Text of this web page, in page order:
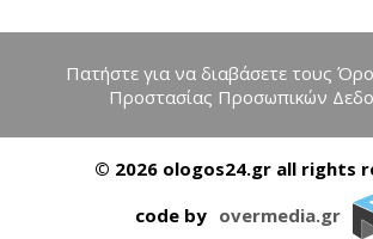
Πατήστε για να διαβάσετε τους
Προστασίας Προσωπικών
© 2026 ologos24.gr all rights
code by overmedia.gr